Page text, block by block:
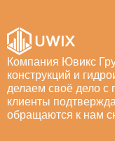
Компания Ювикс
конструкций и
делаем своё дело с
клиенты
обращаются к нам